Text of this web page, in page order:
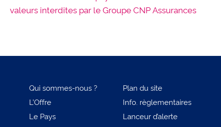
valeurs interdites par le Groupe CNP Assurances
Qui sommes-nous ?
L’Offre
Le Pays
Plan du site
Info. règlementaires
Lanceur d’alerte